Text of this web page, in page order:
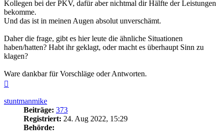
Kollegen bei der PKV, dafür aber nichtmal dir Hälfte der Leistungen
bekomme.
Und das ist in meinen Augen absolut unverschämt.
Daher die frage, gibt es hier leute die ähnliche Situationen
haben/hatten? Habt ihr geklagt, oder macht es überhaupt Sinn zu
klagen?
Ware dankbar für Vorschläge oder Antworten.
stuntmanmike
Beiträge: 373
Registriert: 24. Aug 2022, 15:29
Behörde: